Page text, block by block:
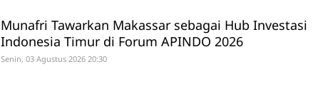
Munafri Tawarkan Makassar sebagai Hub Investasi
Indonesia Timur di Forum APINDO 2026
Senin, 03 Agustus 2026 20:30